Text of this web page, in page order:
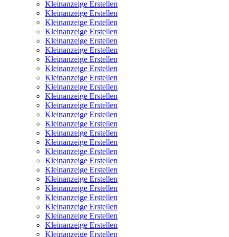
Kleinanzeige Erstellen
Kleinanzeige Erstellen
Kleinanzeige Erstellen
Kleinanzeige Erstellen
Kleinanzeige Erstellen
Kleinanzeige Erstellen
Kleinanzeige Erstellen
Kleinanzeige Erstellen
Kleinanzeige Erstellen
Kleinanzeige Erstellen
Kleinanzeige Erstellen
Kleinanzeige Erstellen
Kleinanzeige Erstellen
Kleinanzeige Erstellen
Kleinanzeige Erstellen
Kleinanzeige Erstellen
Kleinanzeige Erstellen
Kleinanzeige Erstellen
Kleinanzeige Erstellen
Kleinanzeige Erstellen
Kleinanzeige Erstellen
Kleinanzeige Erstellen
Kleinanzeige Erstellen
Kleinanzeige Erstellen
Kleinanzeige Erstellen
Kleinanzeige Erstellen